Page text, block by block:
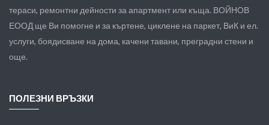
тераси, ремонтни дейности за апартмент или къща. ВОЙНОВ
ЕООД ще Ви помогне и за къртене, циклене на паркет, ВиК и ел.
услуги, боядисване на дома, качени тавани, преградни стени и
още.
ПОЛЕЗНИ ВРЪЗКИ